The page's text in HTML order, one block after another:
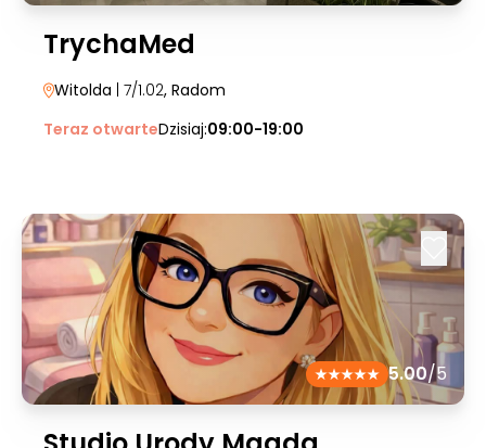
TrychaMed
Witolda | 7/1.02, Radom
Teraz otwarteDzisiaj:09:00-19:00
5.00/5